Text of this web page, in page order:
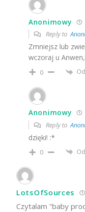
Anonimowy
Reply to
Zmniejsz lub
wczoraj u
0
Anonimowy
Reply to
dzięki! :*
0
LotsOfSources
Czytalam "baby